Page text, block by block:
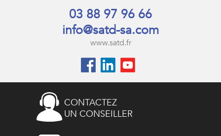
03 88 97 96 66
info@satd-sa.com
www.satd.fr
CONTACTEZ
UN CONSEILLER